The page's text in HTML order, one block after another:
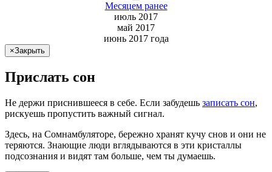
Месяцем ранее
июль 2017
май 2017
июнь 2017 года
×Закрыть
Прислать сон
Не держи приснившееся в себе. Если забудешь записать сон,
рискуешь пропустить важный сигнал.
Здесь, на Сомнамбуляторе, бережно хранят кучу снов и они не
теряются. Знающие люди вглядываются в эти кристаллы
подсознания и видят там больше, чем ты думаешь.